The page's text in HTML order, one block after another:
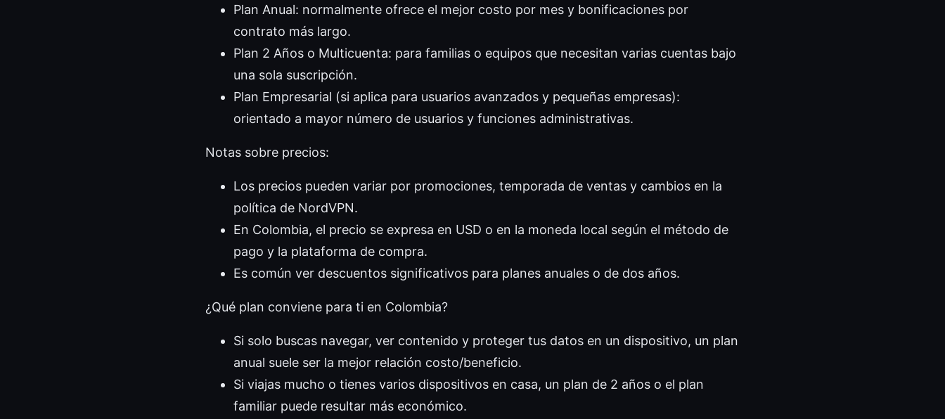
Plan Anual: normalmente ofrece el mejor costo por mes y bonificaciones por
contrato más largo.
Plan 2 Años o Multicuenta: para familias o equipos que necesitan varias cuentas bajo
una sola suscripción.
Plan Empresarial (si aplica para usuarios avanzados y pequeñas empresas):
orientado a mayor número de usuarios y funciones administrativas.
Notas sobre precios:
Los precios pueden variar por promociones, temporada de ventas y cambios en la
política de NordVPN.
En Colombia, el precio se expresa en USD o en la moneda local según el método de
pago y la plataforma de compra.
Es común ver descuentos significativos para planes anuales o de dos años.
¿Qué plan conviene para ti en Colombia?
Si solo buscas navegar, ver contenido y proteger tus datos en un dispositivo, un plan
anual suele ser la mejor relación costo/beneficio.
Si viajas mucho o tienes varios dispositivos en casa, un plan de 2 años o el plan
familiar puede resultar más económico.